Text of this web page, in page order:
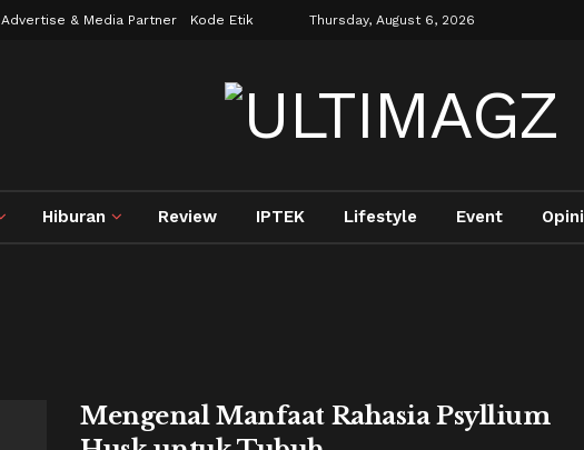
Advertise & Media Partner Kode Etik Thursday, August 6, 2026
Hiburan Review IPTEK Lifestyle Event Opini
Mengenal Manfaat Rahasia Psyllium